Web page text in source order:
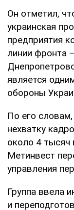
Он отметил,
украинская
предприятия
линии фронта
является
обороны
По его
нехватку
около 4 тысяч
Метинвест
управления
Группа ввела
и